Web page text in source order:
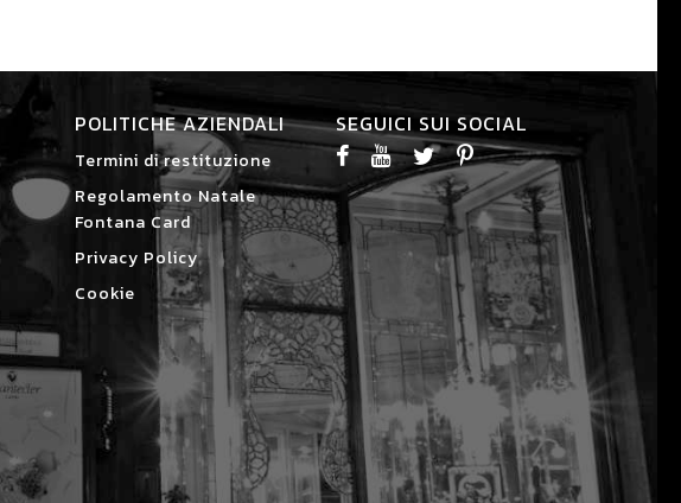
POLITICHE AZIENDALI
Termini di restituzione
Regolamento Natale
Fontana Card
Privacy Policy
Cookie
SEGUICI SUI SOCIAL